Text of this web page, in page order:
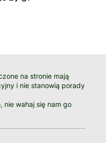
na stronie mają
i nie stanowią porady
nie wahaj się nam go